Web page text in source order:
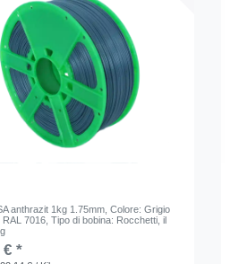
anthrazit 1kg 1.75mm , Colore: Grigio
RAL 7016 , Tipo di bobina: Rocchetti , il
€ *